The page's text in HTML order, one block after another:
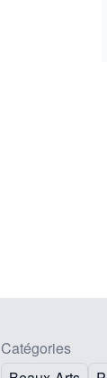
Catégories